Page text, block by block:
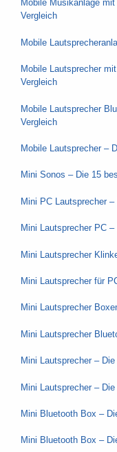
Mobile Musikanlage
Vergleich
Mobile
Mobile Lautsprecher
Vergleich
Mobile Lautsprecher
Vergleich
Mobile Lautsprecher –
Mini Sonos – Die 15
Mini PC Lautsprecher
Mini Lautsprecher PC
Mini Lautsprecher
Mini Lautsprecher für
Mini Lautsprecher
Mini Lautsprecher
Mini Lautsprecher –
Mini Lautsprecher –
Mini Bluetooth Box –
Mini Bluetooth Box –